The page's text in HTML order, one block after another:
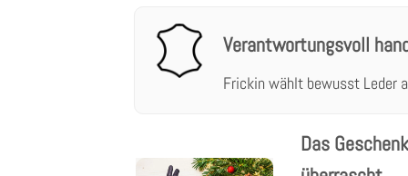
Verantwortungsvoll
Frickin wählt bewusst Leder
Das